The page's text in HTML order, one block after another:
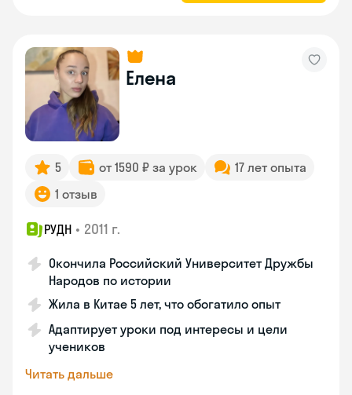
Елена
5 от 1590 ₽ за урок
17 лет опыта
1 отзыв
РУДН • 2011 г.
Окончила Российский Университет Дружбы
Народов по истории
Жила в Китае 5 лет, что обогатило опыт
Адаптирует уроки под интересы и цели
учеников
Читать дальше